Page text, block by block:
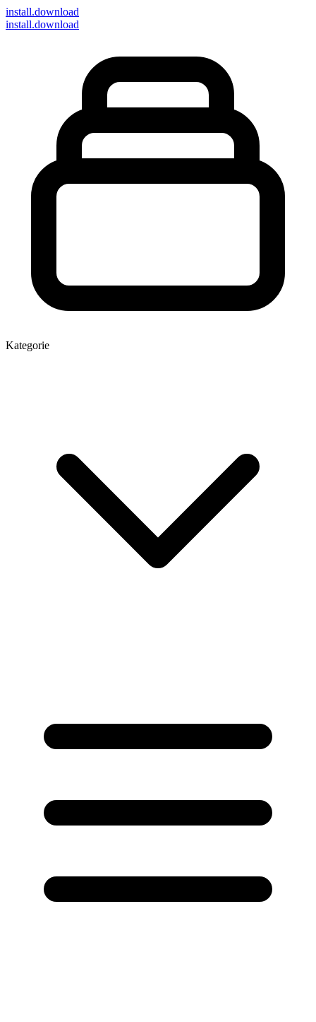
install.download
install.download
Kategorie